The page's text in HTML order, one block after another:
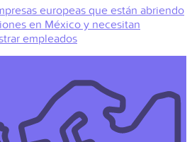
europeas que están abriendo
en México y necesitan
empleados